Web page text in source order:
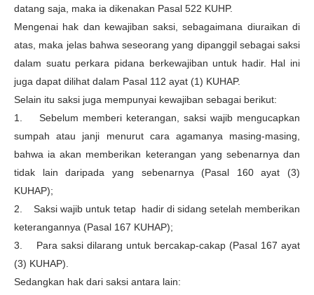
datang saja, maka ia dikenakan Pasal 522 KUHP.
Mengenai hak dan kewajiban saksi, sebagaimana diuraikan di
atas, maka jelas bahwa seseorang yang dipanggil sebagai saksi
dalam suatu perkara pidana berkewajiban untuk hadir. Hal ini
juga dapat dilihat dalam Pasal 112 ayat (1) KUHAP.
Selain itu saksi juga mempunyai kewajiban sebagai berikut:
1. Sebelum memberi keterangan, saksi wajib mengucapkan
sumpah atau janji menurut cara agamanya masing-masing,
bahwa ia akan memberikan keterangan yang sebenarnya dan
tidak lain daripada yang sebenarnya (Pasal 160 ayat (3)
KUHAP);
2. Saksi wajib untuk tetap hadir di sidang setelah memberikan
keterangannya (Pasal 167 KUHAP);
3. Para saksi dilarang untuk bercakap-cakap (Pasal 167 ayat
(3) KUHAP).
Sedangkan hak dari saksi antara lain: